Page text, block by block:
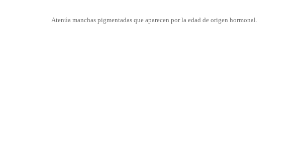
Atenúa manchas pigmentadas que aparecen por la edad de origen hormonal.